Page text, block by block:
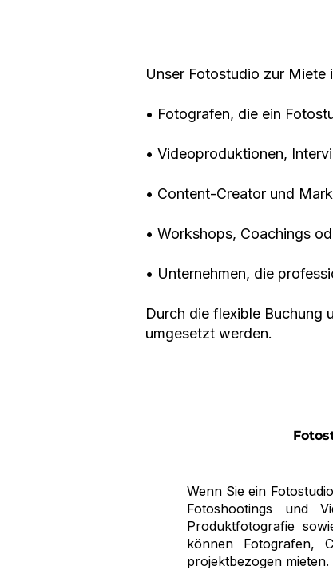
Unser Fotostudio zur Miete
• Fotografen, die ein
• Videoproduktionen,
• Content-Creator und
• Workshops, Coachings
• Unternehmen, die
Durch die flexible Buchung
umgesetzt werden.
Wenn Sie ein
Fotoshootings und
Produktfotografie
können Fotografen,
projektbezogen mieten.